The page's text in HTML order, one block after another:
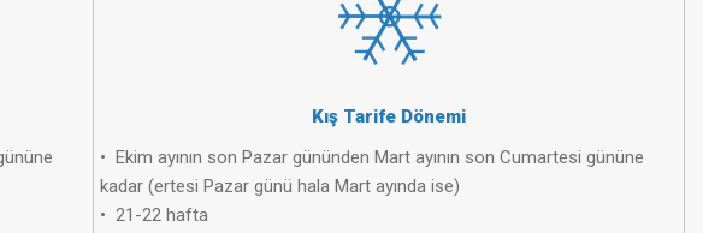
Kış Tarife Dönemi
•​ Ekim ayının son Pazar gününden Mart ayının son Cumartesi gününe
kadar (ertesi Pazar günü hala Mart ayında ise)
• 21-22 hafta​